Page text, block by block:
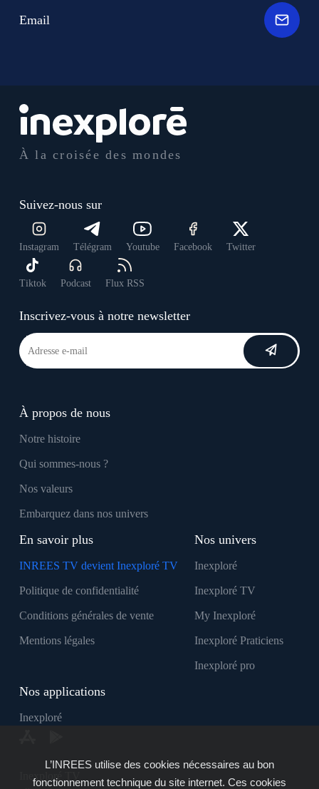
À la croisée des mondes
Suivez-nous sur
Instagram Télégram Youtube Facebook Twitter
Tiktok Podcast Flux RSS
Inscrivez-vous à notre newsletter
À propos de nous
Notre histoire
Qui sommes-nous ?
Nos valeurs
Embarquez dans nos univers
En savoir plus
INREES TV devient Inexploré TV
Politique de confidentialité
Conditions générales de vente
Mentions légales
Nos univers
Inexploré
Inexploré TV
My Inexploré
Inexploré Praticiens
Inexploré pro
Nos applications
Inexploré
Inexploré TV
Email
L’INREES utilise des cookies nécessaires au bon
fonctionnement technique du site internet. Ces cookies